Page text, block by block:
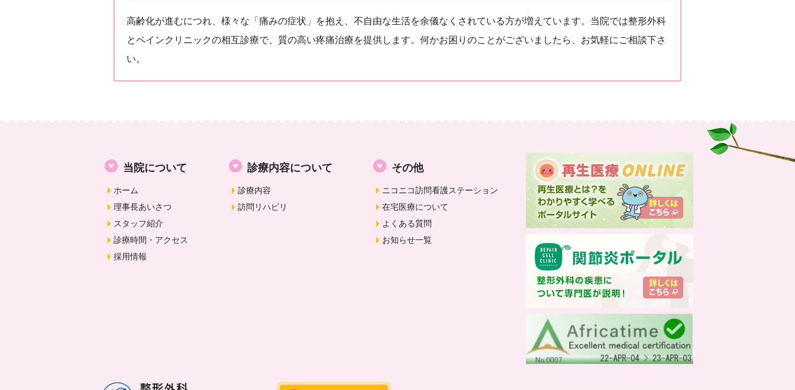
高齢化が進むにつれ、様々な「痛みの症状」を抱え、不自由な生活を余儀なくされている方が増えています。当院では整形外科
とペインクリニックの相互診療で、質の高い疼痛治療を提供します。何かお困りのことがございましたら、お気軽にご相談下さ
い。
当院について
ホーム
理事長あいさつ
スタッフ紹介
診療時間・アクセス
採用情報
診療内容について
診療内容
訪問リハビリ
その他
ニコニコ訪問看護ステーション
在宅医療について
よくある質問
お知らせ一覧